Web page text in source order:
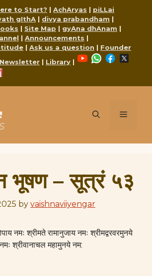
to Start? | AchAryas | piLLai
gIthA | divya prabandham |
| Site Map | gyAna dhAnam |
| Announcements |
| Ask us a question | Founder
Newsletter | Library |
YouTubeWhatsApp
Facebook
Menu
भूषण – सूत्रं ५३
by vaishnaviiyengar
नमः श्रीमते रामानुजाय नमः श्रीमद्वरवरमुनये
श्रीवानाचल महामुनये नम: